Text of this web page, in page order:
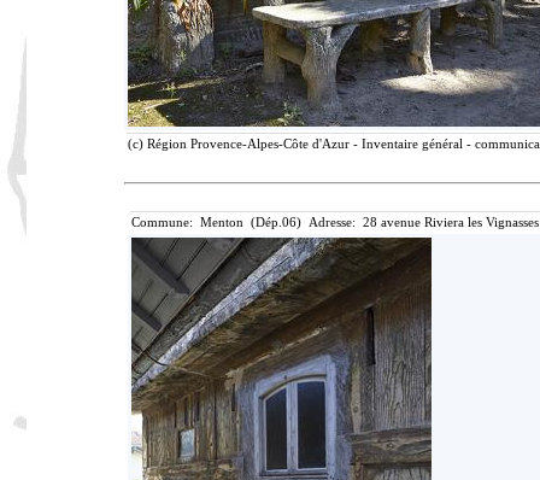
(c) Région Provence-Alpes-Côte d'Azur - Inventaire général -
Commune: Menton (Dép.06) Adresse: 28 avenue Riviera les